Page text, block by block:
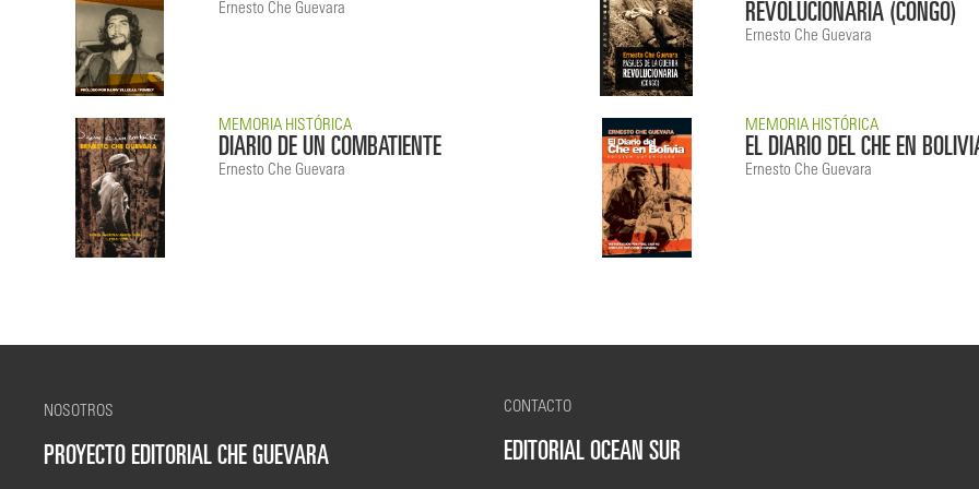
Ernesto Che Guevara
REVOLUCIONARIA (CONGO)
Ernesto Che Guevara
MEMORIA HISTÓRICA
DIARIO DE UN COMBATIENTE
Ernesto Che Guevara
MEMORIA HISTÓRICA
EL DIARIO DEL CHE EN
Ernesto Che Guevara
NOSOTROS
PROYECTO EDITORIAL CHE GUEVARA
CONTACTO
EDITORIAL OCEAN SUR